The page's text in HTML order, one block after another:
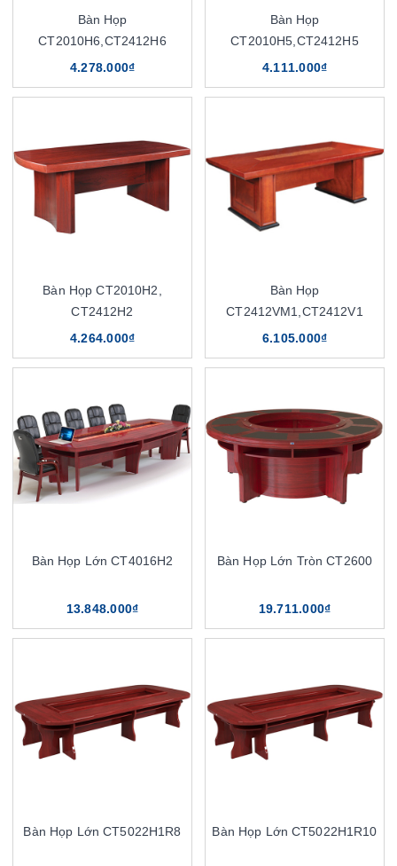
Bàn Họp
CT2010H6,CT2412H6
4.278.000₫
Bàn Họp
CT2010H5,CT2412H5
4.111.000₫
Bàn Họp CT2010H2,
CT2412H2
4.264.000₫
Bàn Họp
CT2412VM1,CT2412V1
6.105.000₫
Bàn Họp Lớn CT4016H2
13.848.000₫
Bàn Họp Lớn Tròn CT2600
19.711.000₫
Bàn Họp Lớn CT5022H1R8 Bàn Họp Lớn CT5022H1R10